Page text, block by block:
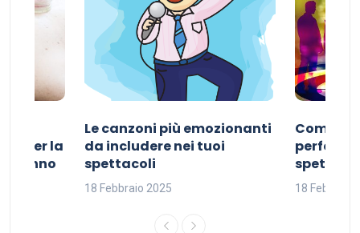
per la
sonno
Le canzoni più emozionanti
da includere nei tuoi
spettacoli
18 Febbraio 2025
Come
perfetta
18 Febbraio